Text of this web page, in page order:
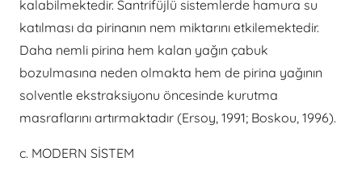
kalabilmektedir. Santrifüjlü sistemlerde hamura su
katılması da pirinanın nem miktarını etkilemektedir.
Daha nemli pirina hem kalan yağın çabuk
bozulmasına neden olmakta hem de pirina yağının
solventle ekstraksiyonu öncesinde kurutma
masraflarını artırmaktadır (Ersoy, 1991; Boskou, 1996).
c. MODERN SİSTEM